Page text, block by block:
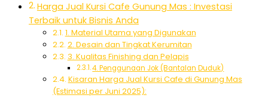
Harga Jual Kursi Cafe Gunung Mas : Investasi
Terbaik untuk Bisnis Anda
1. Material Utama yang Digunakan
2. Desain dan Tingkat Kerumitan
3. Kualitas Finishing dan Pelapis
4. Penggunaan Jok (Bantalan Duduk)
Kisaran Harga Jual Kursi Cafe di Gunung Mas
(Estimasi per Juni 2025):